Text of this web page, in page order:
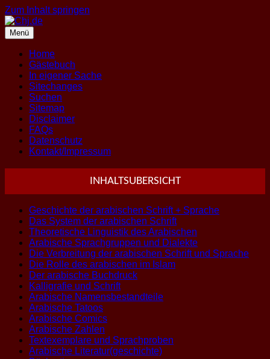
Zum Inhalt springen
Menü
Home
Gästebuch
In eigener Sache
Sitechanges
Suchen
Sitemap
Disclaimer
FAQs
Datenschutz
Kontakt/Impressum
INHALTSUBERSICHT
Geschichte der arabischen Schrift + Sprache
Das System der arabischen Schrift
Theoretische Linguistik des Arabischen
Arabische Sprachgruppen und Dialekte
Die Verbreitung der arabischen Schrift und Sprache
Die Rolle des arabischen im Islam
Der arabische Buchdruck
Kalligrafie und Schrift
Arabische Namensbestandteile
Arabische Tatoos
Arabische Comics
Arabische Zahlen
Textexemplare und Sprachproben
Arabische Literatur(geschichte)